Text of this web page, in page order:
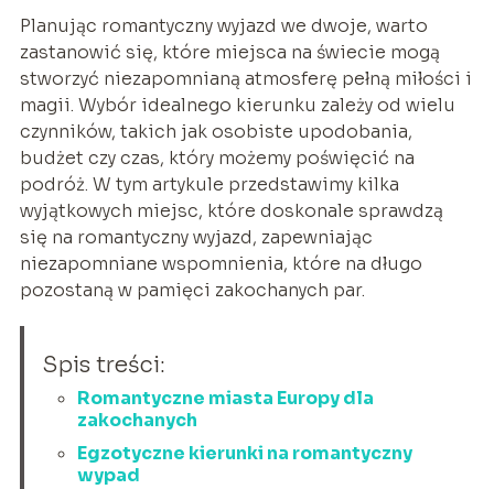
Planując romantyczny wyjazd we dwoje, warto
zastanowić się, które miejsca na świecie mogą
stworzyć niezapomnianą atmosferę pełną miłości i
magii. Wybór idealnego kierunku zależy od wielu
czynników, takich jak osobiste upodobania,
budżet czy czas, który możemy poświęcić na
podróż. W tym artykule przedstawimy kilka
wyjątkowych miejsc, które doskonale sprawdzą
się na romantyczny wyjazd, zapewniając
niezapomniane wspomnienia, które na długo
pozostaną w pamięci zakochanych par.
Spis treści:
Romantyczne miasta Europy dla
zakochanych
Egzotyczne kierunki na romantyczny
wypad